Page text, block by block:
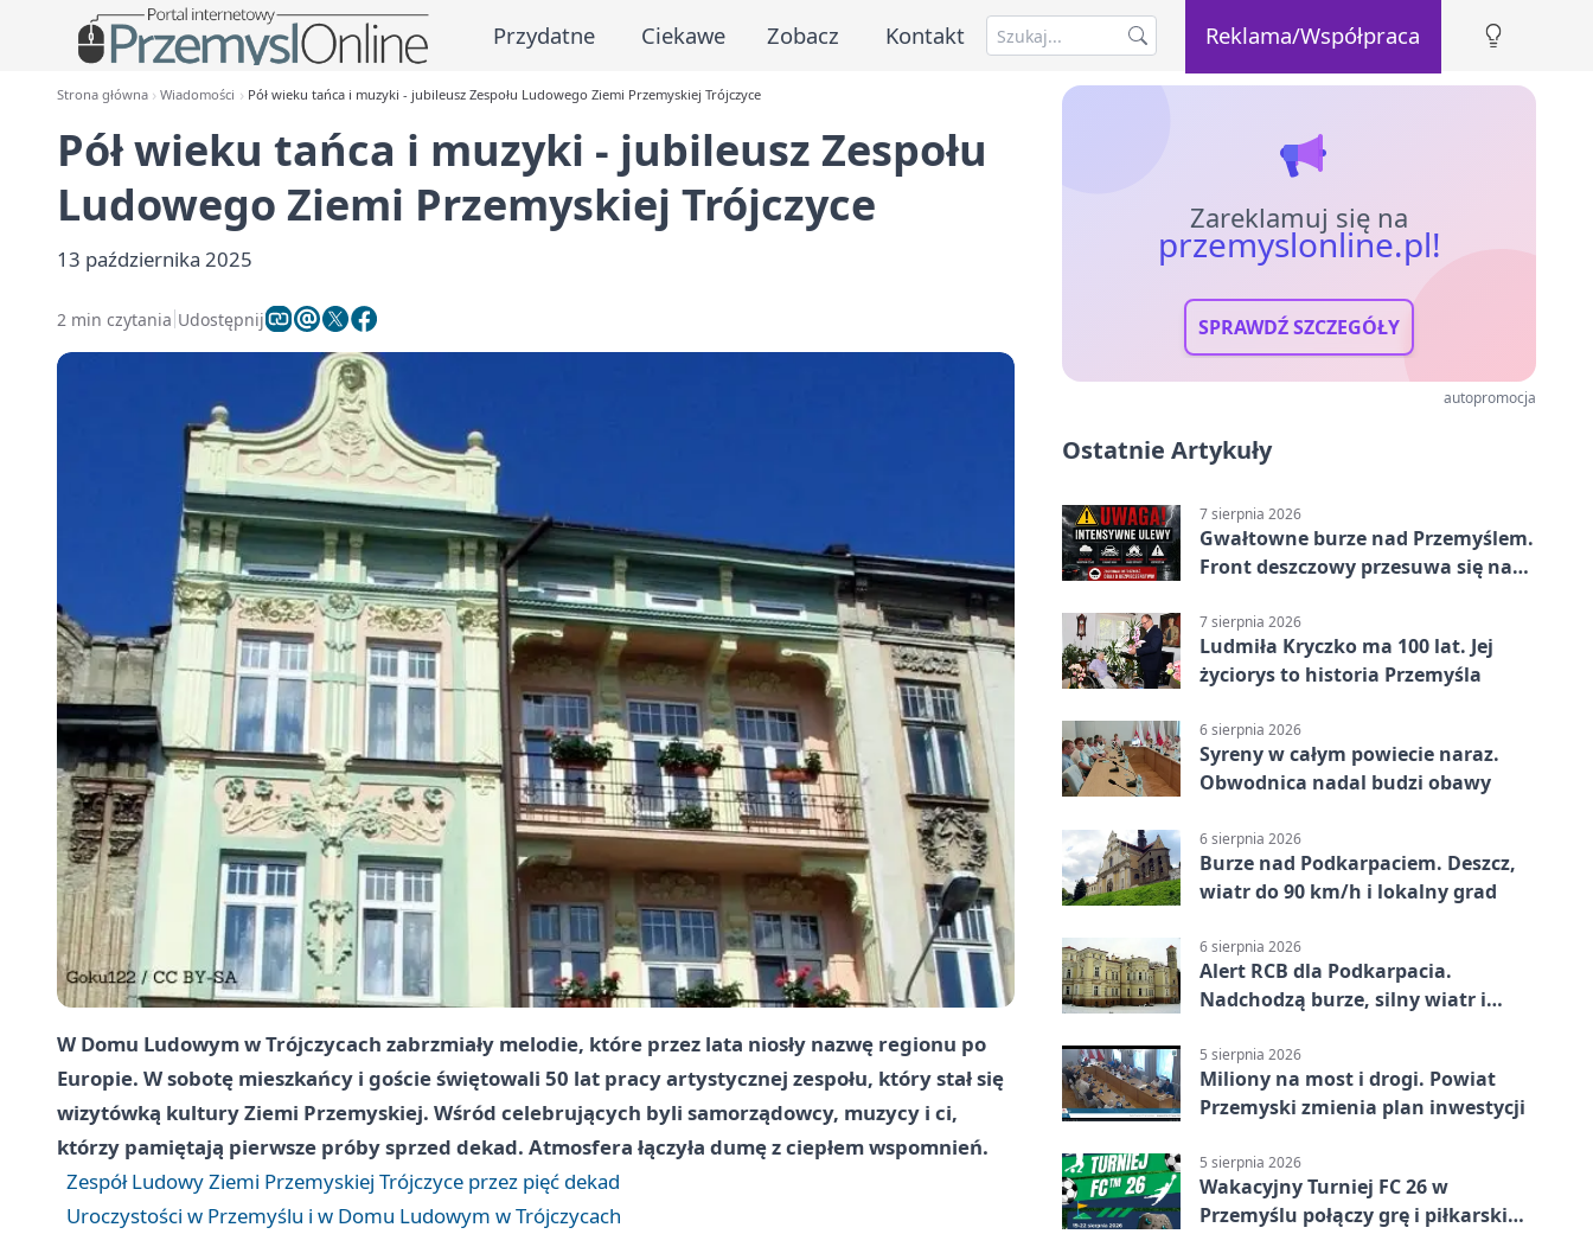
Przydatne Ciekawe Zobacz Kontakt Reklama/Współpraca
Strona główna Wiadomości Pół wieku tańca i muzyki - jubileusz Zespołu Ludowego Ziemi Przemyskiej Trójczyce
Pół wieku tańca i muzyki - jubileusz Zespołu
Ludowego Ziemi Przemyskiej Trójczyce
13 października 2025
2 min czytania Udostępnij
W Domu Ludowym w Trójczycach zabrzmiały melodie, które przez lata niosły nazwę regionu po
Europie. W sobotę mieszkańcy i goście świętowali 50 lat pracy artystycznej zespołu, który stał się
wizytówką kultury Ziemi Przemyskiej. Wśród celebrujących byli samorządowcy, muzycy i ci,
którzy pamiętają pierwsze próby sprzed dekad. Atmosfera łączyła dumę z ciepłem wspomnień.
Zespół Ludowy Ziemi Przemyskiej Trójczyce przez pięć dekad
Uroczystości w Przemyślu i w Domu Ludowym w Trójczycach
Zareklamuj się na
przemyslonline.pl!
SPRAWDŹ SZCZEGÓŁY
autopromocja
Ostatnie Artykuły
7 sierpnia 2026
Gwałtowne burze nad Przemyślem.
Front deszczowy przesuwa się na
7 sierpnia 2026
Ludmiła Kryczko ma 100 lat. Jej
życiorys to historia Przemyśla
6 sierpnia 2026
Syreny w całym powiecie naraz.
Obwodnica nadal budzi obawy
6 sierpnia 2026
Burze nad Podkarpaciem. Deszcz,
wiatr do 90 km/h i lokalny grad
6 sierpnia 2026
Alert RCB dla Podkarpacia.
Nadchodzą burze, silny wiatr i
5 sierpnia 2026
Miliony na most i drogi. Powiat
Przemyski zmienia plan inwestycji
5 sierpnia 2026
Wakacyjny Turniej FC 26 w
Przemyślu połączy grę i piłkarski